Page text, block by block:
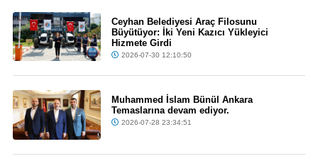
Ceyhan Belediyesi Araç Filosunu
Büyütüyor: İki Yeni Kazıcı Yükleyici
Hizmete Girdi
2026-07-30 12:10:50
Muhammed İslam Bünül Ankara
Temaslarına devam ediyor.
2026-07-28 23:34:51